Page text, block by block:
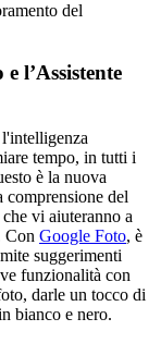
del
l’Assistente
tempo, in tutti i
è la nuova
del
vi aiuteranno a
Con Google Foto, è
suggerimenti
funzionalità con
darle un tocco di
bianco e nero.